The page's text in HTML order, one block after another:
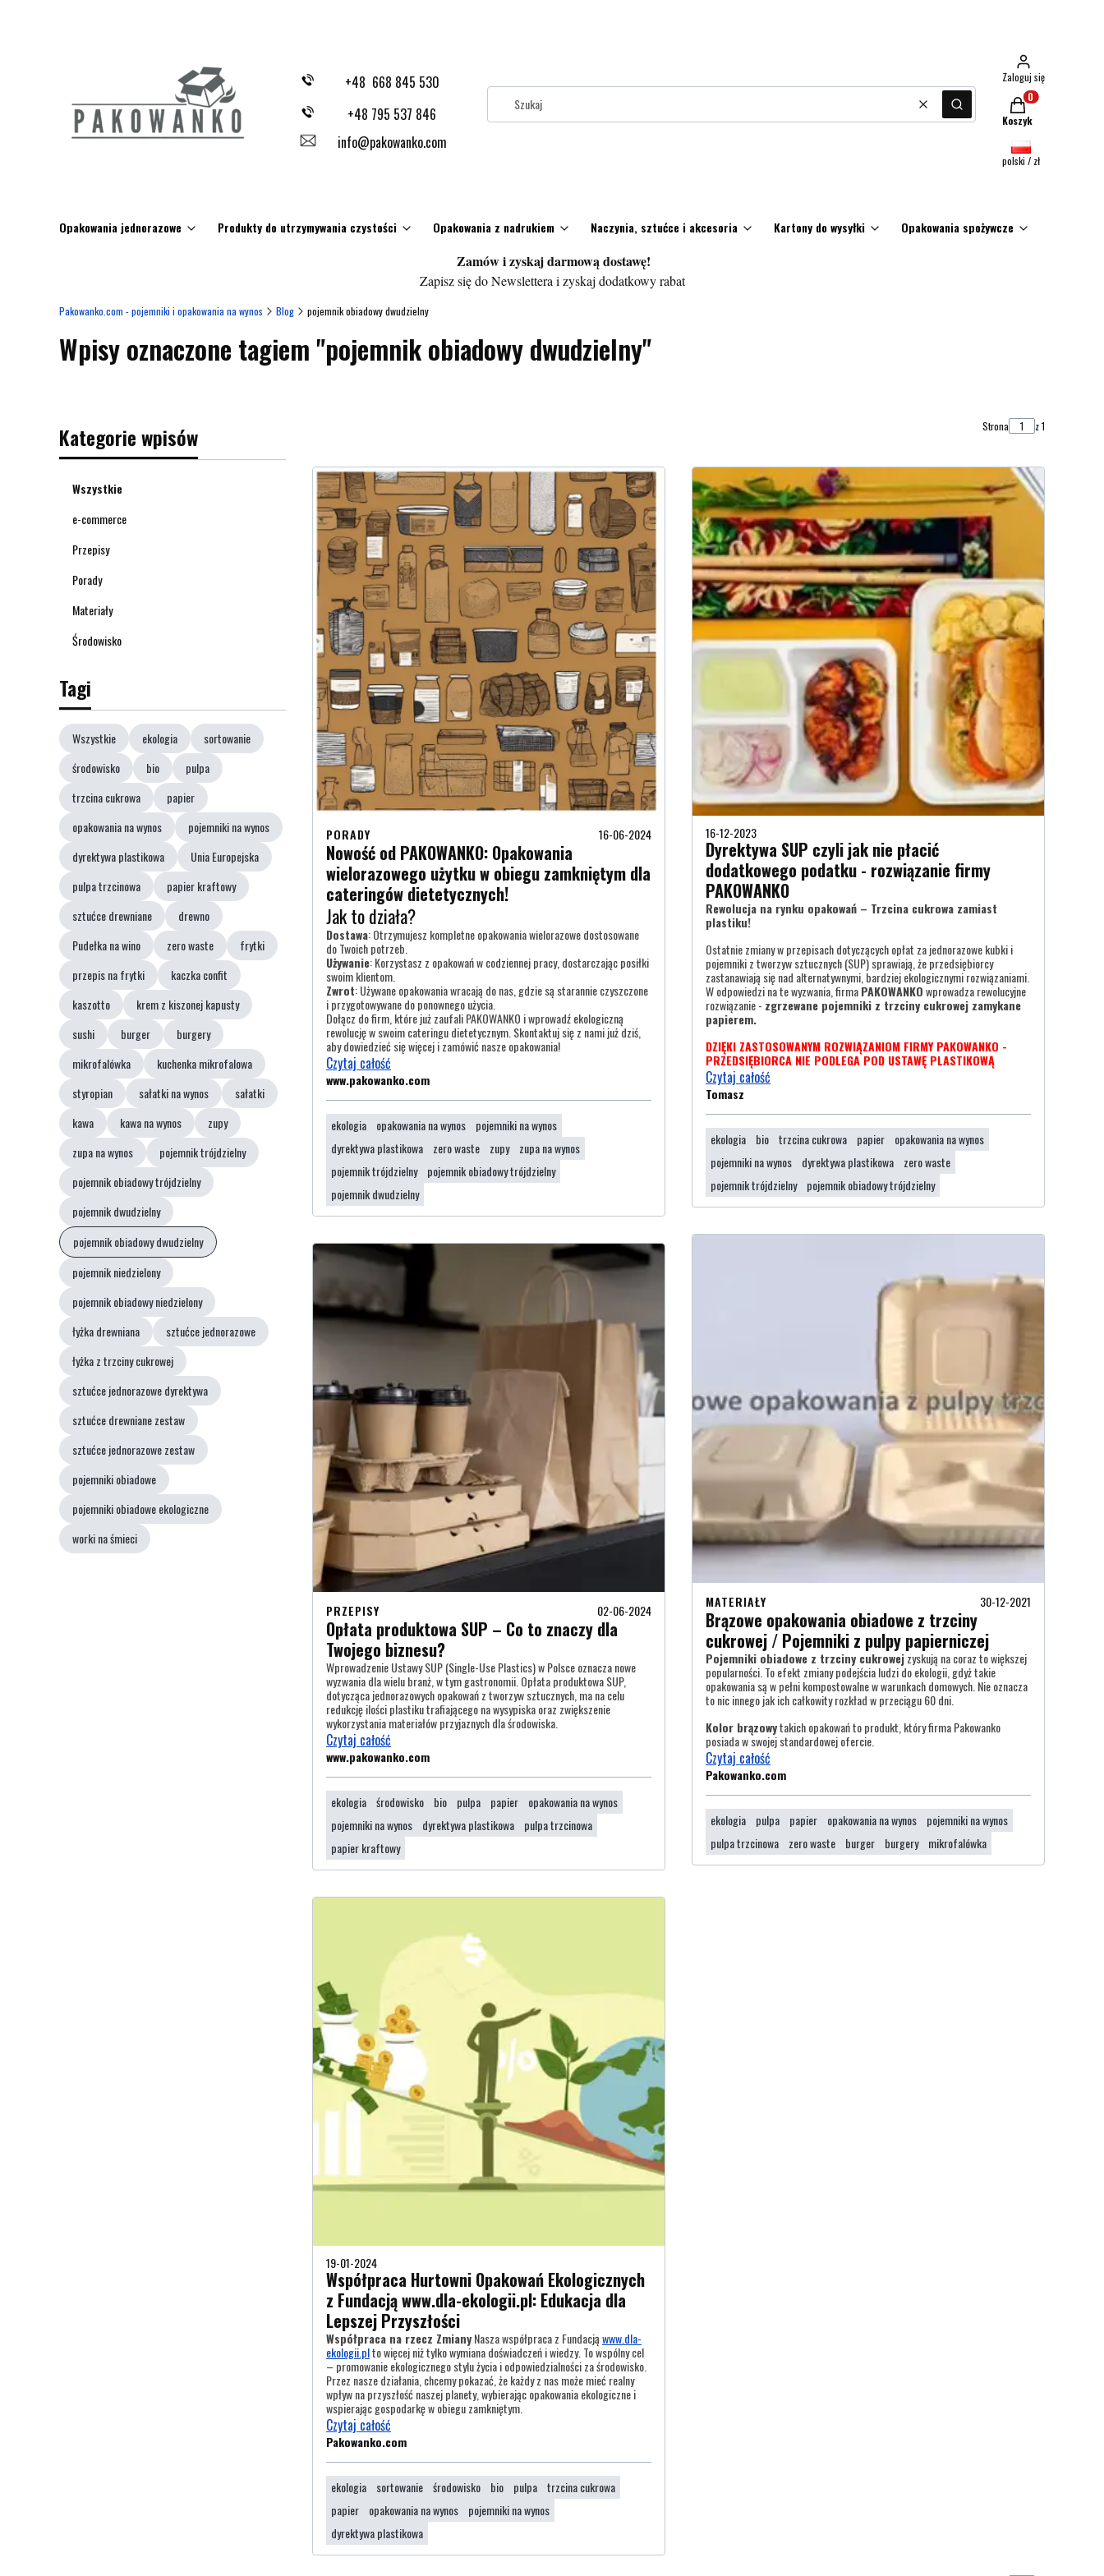
+48 668 845 530
+48 795 537 846
info@pakowanko.com
WyczyśćSzukaj
Zaloguj się
Produkty w
Koszyk
polski / zł
Opakowania jednorazowe Produkty do utrzymywania czystości Opakowania z nadrukiem Naczynia, sztućce i akcesoria Kartony do wysyłki Opakowania spożywcze
Zamów i zyskaj darmową dostawę!
Zapisz się do Newslettera i zyskaj dodatkowy rabat
Pakowanko.com - pojemniki i opakowania na wynos Blog pojemnik obiadowy dwudzielny
Wpisy oznaczone tagiem "pojemnik obiadowy dwudzielny"
Kategorie wpisów
Wszystkie
e-commerce
Przepisy
Porady
Materiały
Środowisko
Tagi
Wszystkie ekologia
sortowanie
środowisko
bio
pulpa
trzcina cukrowa
papier
opakowania na wynos
pojemniki na wynos
dyrektywa plastikowa
Unia Europejska
pulpa trzcinowa
papier kraftowy
sztućce drewniane
drewno
Pudełka na wino
zero waste
frytki
przepis na frytki
kaczka confit
kaszotto
krem z kiszonej kapusty
sushi
burger
burgery
mikrofalówka
kuchenka mikrofalowa
styropian
sałatki na wynos
sałatki
kawa
kawa na wynos
zupy
zupa na wynos
pojemnik trójdzielny
pojemnik obiadowy trójdzielny
pojemnik dwudzielny
pojemnik obiadowy dwudzielny
pojemnik niedzielony
pojemnik obiadowy niedzielony
łyżka drewniana
sztućce jednorazowe
łyżka z trzciny cukrowej
sztućce jednorazowe dyrektywa
sztućce drewniane zestaw
sztućce jednorazowe zestaw
pojemniki obiadowe
pojemniki obiadowe ekologiczne
worki na śmieci
Strona z 1
PORADY 16-06-2024
Nowość od PAKOWANKO: Opakowania
wielorazowego użytku w obiegu zamkniętym dla
cateringów dietetycznych!
Jak to działa?
Dostawa: Otrzymujesz kompletne opakowania wielorazowe dostosowane
do Twoich potrzeb.
Używanie: Korzystasz z opakowań w codziennej pracy, dostarczając posiłki
swoim klientom.
Zwrot: Używane opakowania wracają do nas, gdzie są starannie czyszczone
i przygotowywane do ponownego użycia.
Dołącz do firm, które już zaufali PAKOWANKO i wprowadź ekologiczną
rewolucję w swoim cateringu dietetycznym. Skontaktuj się z nami już dziś,
aby dowiedzieć się więcej i zamówić nasze opakowania!
Czytaj całość
www.pakowanko.com
ekologia opakowania na wynos
pojemniki na wynos
dyrektywa plastikowa
zero waste zupy
zupa na wynos
pojemnik trójdzielny
pojemnik obiadowy trójdzielny
pojemnik dwudzielny
PRZEPISY 02-06-2024
Opłata produktowa SUP – Co to znaczy dla
Twojego biznesu?
Wprowadzenie Ustawy SUP (Single-Use Plastics) w Polsce oznacza nowe
wyzwania dla wielu branż, w tym gastronomii. Opłata produktowa SUP,
dotycząca jednorazowych opakowań z tworzyw sztucznych, ma na celu
redukcję ilości plastiku trafiającego na wysypiska oraz zwiększenie
wykorzystania materiałów przyjaznych dla środowiska.
Czytaj całość
www.pakowanko.com
ekologia środowisko bio pulpa papier
opakowania na wynos
pojemniki na wynos
dyrektywa plastikowa
pulpa trzcinowa
papier kraftowy
19-01-2024
Współpraca Hurtowni Opakowań Ekologicznych
z Fundacją www.dla-ekologii.pl: Edukacja dla
Lepszej Przyszłości
Współpraca na rzecz ZmianyNasza współpraca z Fundacjąwww.dla-
ekologii.plto więcej niż tylko wymiana doświadczeń i wiedzy. To wspólny cel
– promowanie ekologicznego stylu życia i odpowiedzialności za środowisko.
Przez nasze działania, chcemy pokazać, że każdy z nas może mieć realny
wpływ na przyszłość naszej planety, wybierając opakowania ekologiczne i
wspierając gospodarkę w obiegu zamkniętym.
Czytaj całość
Pakowanko.com
ekologia sortowanie środowisko bio pulpa trzcina cukrowa
papier
opakowania na wynos
pojemniki na wynos
dyrektywa plastikowa
16-12-2023
Dyrektywa SUP czyli jak nie płacić
dodatkowego podatku - rozwiązanie firmy
PAKOWANKO
Rewolucja na rynku opakowań – Trzcina cukrowa zamiast
plastiku!
Ostatnie zmiany w przepisach dotyczących opłat za jednorazowe kubki i
pojemniki z tworzyw sztucznych (SUP) sprawiają, że przedsiębiorcy
zastanawiają się nad alternatywnymi, bardziej ekologicznymi rozwiązaniami.
W odpowiedzi na te wyzwania, firmaPAKOWANKOwprowadza rewolucyjne
rozwiązanie - zgrzewane pojemniki z trzciny cukrowej zamykane
papierem.
DZIĘKI ZASTOSOWANYM ROZWIĄZANIOM FIRMY PAKOWANKO -
PRZEDSIĘBIORCA NIE PODLEGA POD USTAWĘ PLASTIKOWĄ
Czytaj całość
Tomasz
ekologia bio trzcina cukrowa papier
opakowania na wynos
pojemniki na wynos
dyrektywa plastikowa
zero waste
pojemnik trójdzielny
pojemnik obiadowy trójdzielny
MATERIAŁY 30-12-2021
Brązowe opakowania obiadowe z trzciny
cukrowej / Pojemniki z pulpy papierniczej
Pojemniki obiadowe z trzciny cukrowejzyskują na coraz to większej
popularności. To efekt zmiany podejścia ludzi do ekologii, gdyż takie
opakowania są w pełni kompostowalne w warunkach domowych. Nie oznacza
to nic innego jak ich całkowity rozkład w przeciągu 60 dni.
Kolor brązowytakich opakowań to produkt, który firma Pakowanko
posiada w swojej standardowej ofercie.
Czytaj całość
Pakowanko.com
ekologia pulpa papier opakowania na wynos
pojemniki na wynos
pulpa trzcinowa
zero waste burger burgery mikrofalówka